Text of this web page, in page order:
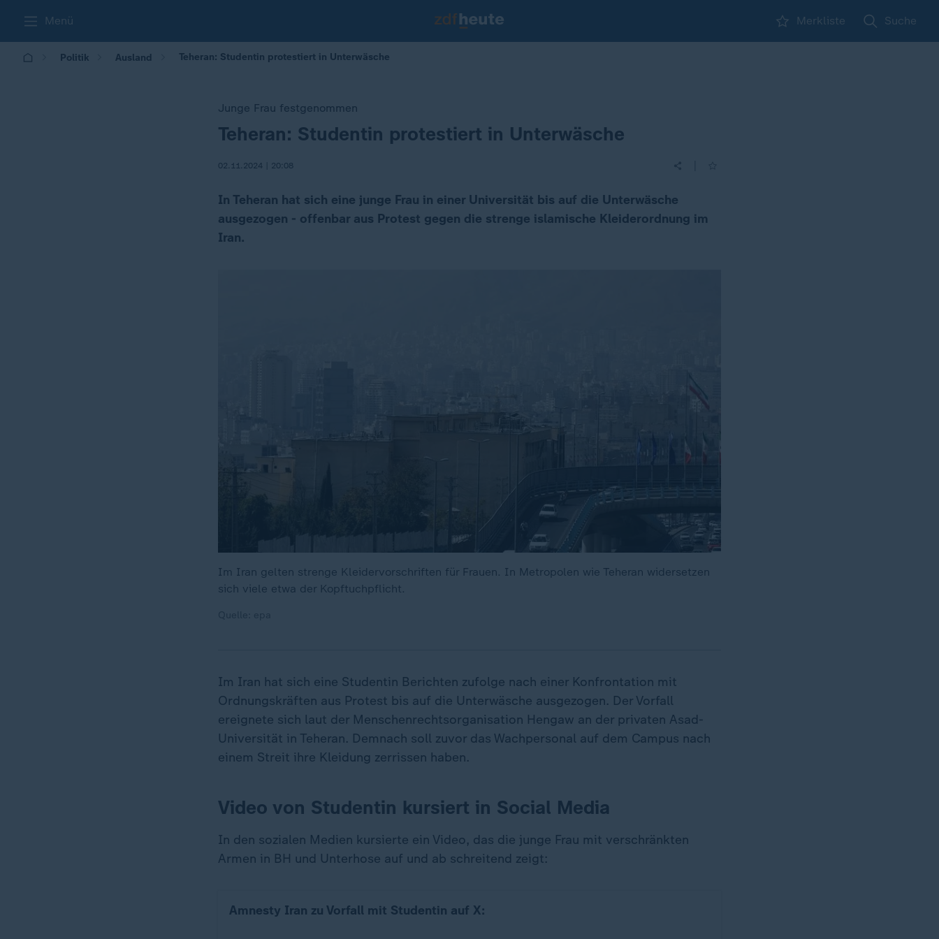
Menü Merkliste Suche
Politik Ausland Teheran: Studentin protestiert in Unterwäsche
Junge Frau festgenommen
:
Teheran: Studentin protestiert in Unterwäsche
02.11.2024 | 20:08
In Teheran hat sich eine junge Frau in einer Universität bis auf die Unterwäsche
ausgezogen - offenbar aus Protest gegen die strenge islamische Kleiderordnung im
Iran.
Im Iran gelten strenge Kleidervorschriften für Frauen. In Metropolen wie Teheran widersetzen
sich viele etwa der Kopftuchpflicht.
Im Iran hat sich eine Studentin Berichten zufolge nach einer Konfrontation mit
Ordnungskräften aus Protest bis auf die Unterwäsche ausgezogen. Der Vorfall
ereignete sich laut der Menschenrechtsorganisation Hengaw an der privaten Asad-
Universität in Teheran. Demnach soll zuvor das Wachpersonal auf dem Campus nach
einem Streit ihre Kleidung zerrissen haben.
Video von Studentin kursiert in Social Media
In den sozialen Medien kursierte ein Video, das die junge Frau mit verschränkten
Armen in BH und Unterhose auf und ab schreitend zeigt:
Amnesty Iran zu Vorfall mit Studentin auf X: